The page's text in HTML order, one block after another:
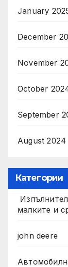
January
December
November
October
September
August 2024
Категории
малките и
john deere